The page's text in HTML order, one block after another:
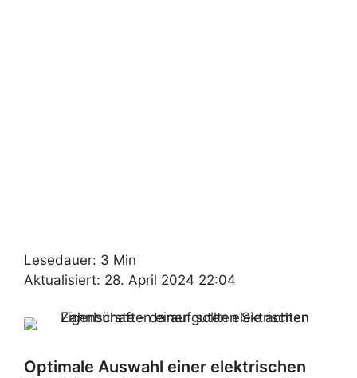
Lesedauer: 3 Min
Aktualisiert: 28. April 2024 22:04
Optimale Auswahl einer elektrischen